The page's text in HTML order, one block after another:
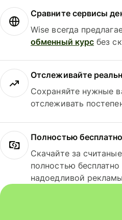
Сравните сервисы
Wise всегда
обменный курс без
Отслеживайте
Сохраняйте нужные
отслеживать
Полностью
Скачайте за
полностью
надоедливой